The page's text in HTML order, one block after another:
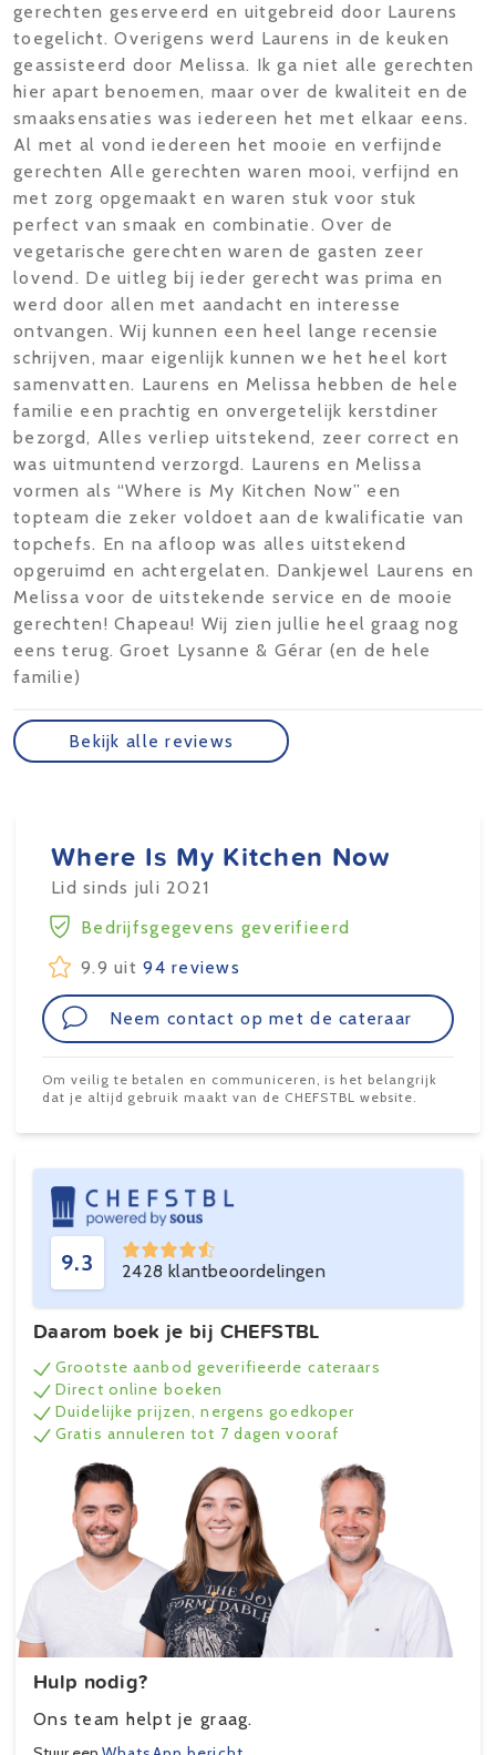
gerechten geserveerd en uitgebreid door Laurens
toegelicht. Overigens werd Laurens in de keuken
geassisteerd door Melissa. Ik ga niet alle gerechten
hier apart benoemen, maar over de kwaliteit en de
smaaksensaties was iedereen het met elkaar eens.
Al met al vond iedereen het mooie en verfijnde
gerechten Alle gerechten waren mooi, verfijnd en
met zorg opgemaakt en waren stuk voor stuk
perfect van smaak en combinatie. Over de
vegetarische gerechten waren de gasten zeer
lovend. De uitleg bij ieder gerecht was prima en
werd door allen met aandacht en interesse
ontvangen. Wij kunnen een heel lange recensie
schrijven, maar eigenlijk kunnen we het heel kort
samenvatten. Laurens en Melissa hebben de hele
familie een prachtig en onvergetelijk kerstdiner
bezorgd, Alles verliep uitstekend, zeer correct en
was uitmuntend verzorgd. Laurens en Melissa
vormen als “Where is My Kitchen Now” een
topteam die zeker voldoet aan de kwalificatie van
topchefs. En na afloop was alles uitstekend
opgeruimd en achtergelaten. Dankjewel Laurens en
Melissa voor de uitstekende service en de mooie
gerechten! Chapeau! Wij zien jullie heel graag nog
eens terug. Groet Lysanne & Gérar (en de hele
familie)
Bekijk alle reviews
Where Is My Kitchen Now
Lid sinds juli 2021
Bedrijfsgegevens geverifieerd
9.9 uit94 reviews
Neem contact op met de cateraar
Om veilig te betalen en communiceren, is het belangrijk
dat je altijd gebruik maakt van de CHEFSTBL website.
9.3 2428 klantbeoordelingen
Daarom boek je bij CHEFSTBL
Grootste aanbod geverifieerde cateraars
Direct online boeken
Duidelijke prijzen, nergens goedkoper
Gratis annuleren tot 7 dagen vooraf
Hulp nodig?
Ons team helpt je graag.